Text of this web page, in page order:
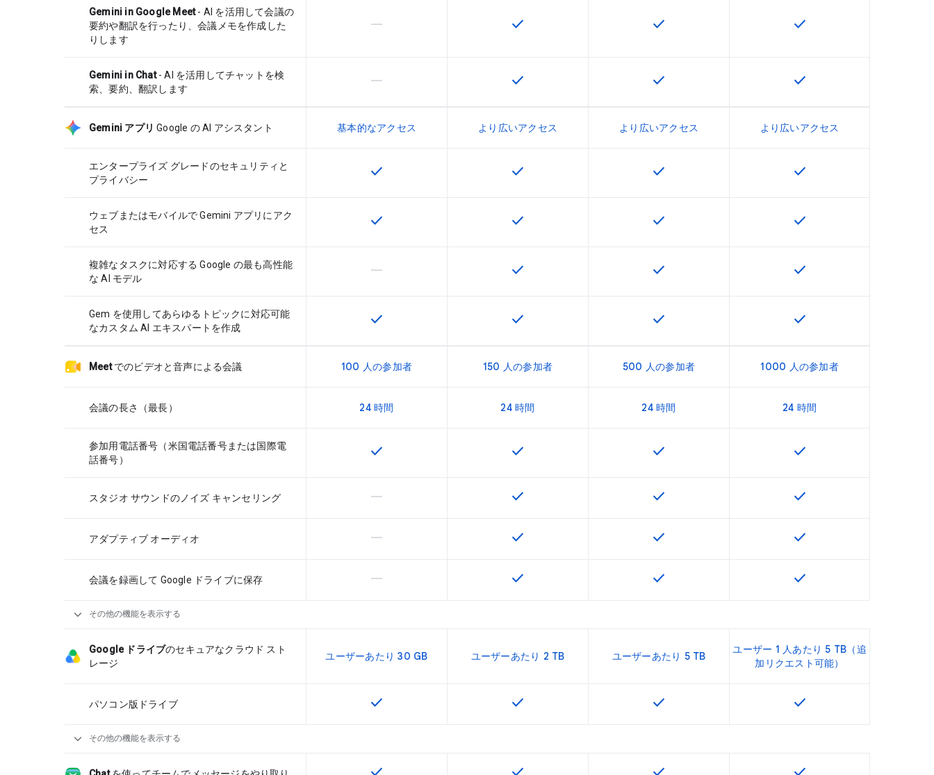
Gemini in Google Meet- AI を活用して会議の
要約や翻訳を行ったり、会議メモを作成した
りします
この機能は該当の SKU でサポートされていません
horizontal_rule この機能は該当の SKU で利用できます
check この機能は該当の SKU で利用できます
check この機能は該当の SKU で利
check
Gemini in Chat- AI を活用してチャットを検
索、要約、翻訳します
この機能は該当の SKU でサポートされていません
horizontal_rule この機能は該当の SKU で利用できます
check この機能は該当の SKU で利用できます
check この機能は該当の SKU で利
check
Gemini アプリ Google の AI アシスタント 基本的なアクセス より広いアクセス より広いアクセス より広いアクセス
エンタープライズ グレードのセキュリティと
プライバシー
この機能は該当の SKU で利用できます
check この機能は該当の SKU で利用できます
check この機能は該当の SKU で利用できます
check この機能は該当の SKU で利
check
ウェブまたはモバイルで Gemini アプリにアク
セス
この機能は該当の SKU で利用できます
check この機能は該当の SKU で利用できます
check この機能は該当の SKU で利用できます
check この機能は該当の SKU で利
check
複雑なタスクに対応する Google の最も高性能
な AI モデル
この機能は該当の SKU でサポートされていません
horizontal_rule この機能は該当の SKU で利用できます
check この機能は該当の SKU で利用できます
check この機能は該当の SKU で利
check
Gem を使用してあらゆるトピックに対応可能
なカスタム AI エキスパートを作成
この機能は該当の SKU で利用できます
check この機能は該当の SKU で利用できます
check この機能は該当の SKU で利用できます
check この機能は該当の SKU で利
check
Meet でのビデオと音声による会議 100 人の参加者 150 人の参加者 500 人の参加者 1000 人の参加者
会議の長さ（最長） 24 時間 24 時間 24 時間 24 時間
参加用電話番号（米国電話番号または国際電
話番号）
この機能は該当の SKU で利用できます
check この機能は該当の SKU で利用できます
check この機能は該当の SKU で利用できます
check この機能は該当の SKU で利
check
スタジオ サウンドのノイズ キャンセリング この機能は該当の SKU でサポートされていません
horizontal_rule この機能は該当の SKU で利用できます
check この機能は該当の SKU で利用できます
check この機能は該当の SKU で利
check
アダプティブ オーディオ この機能は該当の SKU でサポートされていません
horizontal_rule この機能は該当の SKU で利用できます
check この機能は該当の SKU で利用できます
check この機能は該当の SKU で利
check
会議を録画して Google ドライブに保存 この機能は該当の SKU でサポートされていません
horizontal_rule この機能は該当の SKU で利用できます
check この機能は該当の SKU で利用できます
check この機能は該当の SKU で利
check
expand_more その他の機能を表示する
Google ドライブのセキュアなクラウド スト
レージ
ユーザーあたり 30 GB ユーザーあたり 2 TB ユーザーあたり 5 TB
ユーザー 1 人あたり 5 TB（追
加リクエスト可能）
パソコン版ドライブ この機能は該当の SKU で利用できます
check この機能は該当の SKU で利用できます
check この機能は該当の SKU で利用できます
check この機能は該当の SKU で利
check
expand_more その他の機能を表示する
この機能は該当の SKU で利用できますこの機能は該当の SKU で利用できますこの機能は該当の SKU で利用できますこの機能は該当の SKU で利